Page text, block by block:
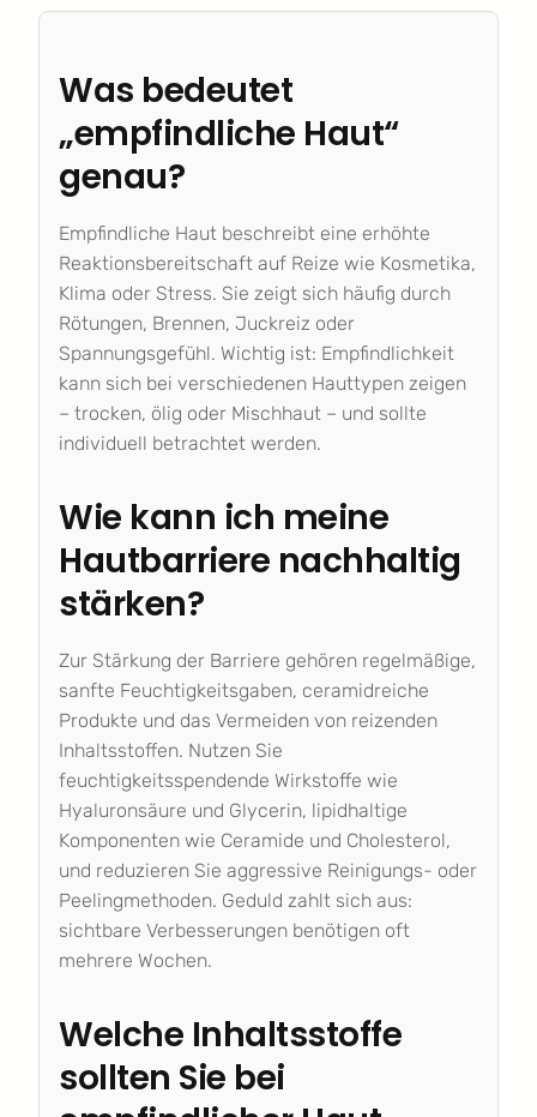
Was bedeutet
„empfindliche Haut“
genau?
Empfindliche Haut beschreibt eine erhöhte
Reaktionsbereitschaft auf Reize wie Kosmetika,
Klima oder Stress. Sie zeigt sich häufig durch
Rötungen, Brennen, Juckreiz oder
Spannungsgefühl. Wichtig ist: Empfindlichkeit
kann sich bei verschiedenen Hauttypen zeigen
– trocken, ölig oder Mischhaut – und sollte
individuell betrachtet werden.
Wie kann ich meine
Hautbarriere nachhaltig
stärken?
Zur Stärkung der Barriere gehören regelmäßige,
sanfte Feuchtigkeitsgaben, ceramidreiche
Produkte und das Vermeiden von reizenden
Inhaltsstoffen. Nutzen Sie
feuchtigkeitsspendende Wirkstoffe wie
Hyaluronsäure und Glycerin, lipidhaltige
Komponenten wie Ceramide und Cholesterol,
und reduzieren Sie aggressive Reinigungs- oder
Peelingmethoden. Geduld zahlt sich aus:
sichtbare Verbesserungen benötigen oft
mehrere Wochen.
Welche Inhaltsstoffe
sollten Sie bei